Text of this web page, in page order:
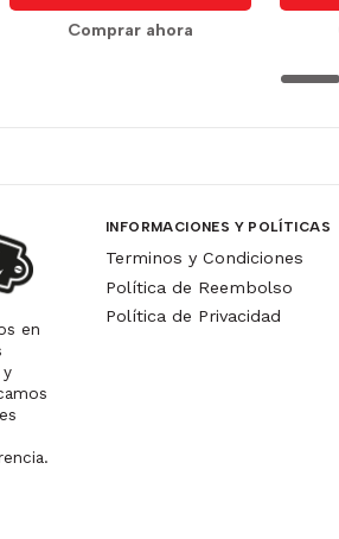
Comprar ahora
en
y
INFORMACIONES Y POLÍTICAS
Terminos y Condiciones
Política de Reembolso
Política de Privacidad